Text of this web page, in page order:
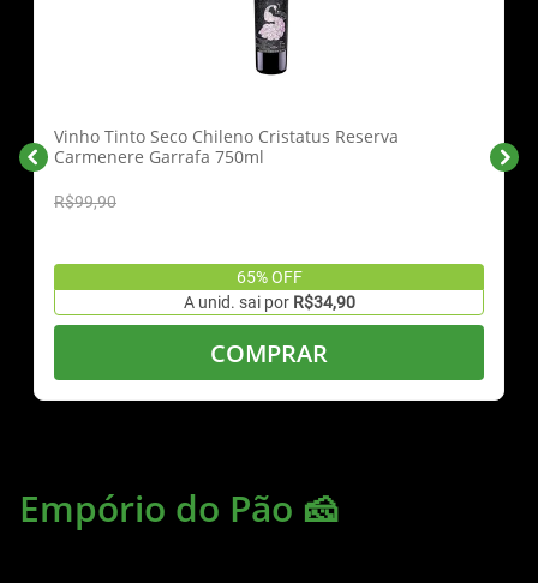
Vinho Tinto Seco Chileno Cristatus Reserva
Carmenere Garrafa 750ml
R$99,90
65% OFF
A unid. sai por R$34,90
COMPRAR
Empório do Pão 🧀